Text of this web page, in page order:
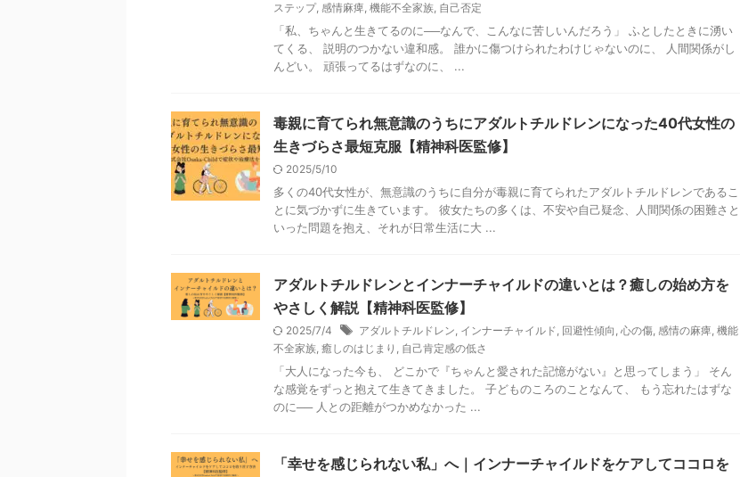
ステップ, 感情麻痺, 機能不全家族, 自己否定
「私、ちゃんと生きてるのに──なんで、こんなに苦しいんだろう」 ふとしたときに湧い
てくる、 説明のつかない違和感。 誰かに傷つけられたわけじゃないのに、 人間関係がし
んどい。 頑張ってるはずなのに、 ...
毒親に育てられ無意識のうちにアダルトチルドレンになった40代女性の
生きづらさ最短克服【精神科医監修】
2025/5/10
多くの40代女性が、無意識のうちに自分が毒親に育てられたアダルトチルドレンであるこ
とに気づかずに生きています。 彼女たちの多くは、不安や自己疑念、人間関係の困難さと
いった問題を抱え、それが日常生活に大 ...
アダルトチルドレンとインナーチャイルドの違いとは？癒しの始め方を
やさしく解説【精神科医監修】
2025/7/4 アダルトチルドレン, インナーチャイルド, 回避性傾向 , 心の傷, 感情の麻痺, 機能
不全家族, 癒しのはじまり , 自己肯定感の低さ
「大人になった今も、 どこかで『ちゃんと愛された記憶がない』と思ってしまう」 そん
な感覚をずっと抱えて生きてきました。 子どものころのことなんて、 もう忘れたはずな
のに── 人との距離がつかめなかった ...
「幸せを感じられない私」へ｜インナーチャイルドをケアしてココロを